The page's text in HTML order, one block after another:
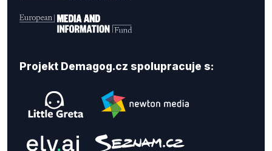
Projekt Demagog.cz spolupracuje s: